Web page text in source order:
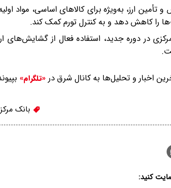
ارز، به‌ویژه برای کالاهای اساسی، مواد
را کاهش دهد و به کنترل تورم کمک کند.
در دوره جدید، استفاده فعال از گشایش‌های
اخبار و تحلیل‌ها به کانال شرق در «تلگرام»
بانک
کنید: